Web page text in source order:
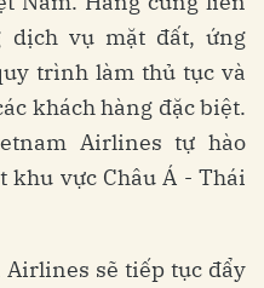
dịch vụ mặt đất, ứng
trình làm thủ tục và
khách hàng đặc biệt.
Airlines tự hào
khu vực Châu Á - Thái
sẽ tiếp tục đẩy